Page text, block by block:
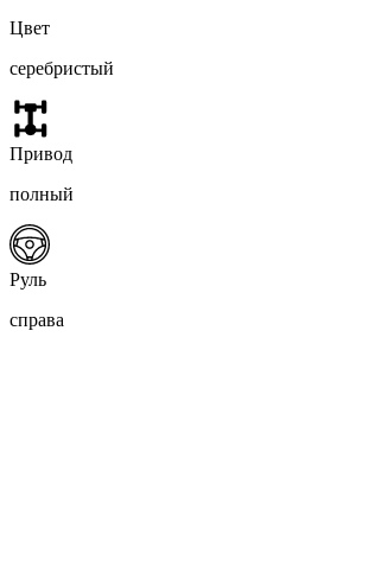
Цвет
серебристый
Привод
полный
Руль
справа